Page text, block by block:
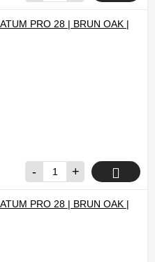
PRO 28 | BRUN OAK |
- +
PRO 28 | BRUN OAK |